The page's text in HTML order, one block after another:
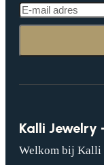
Kalli Jewelry
Welkom bij Kalli